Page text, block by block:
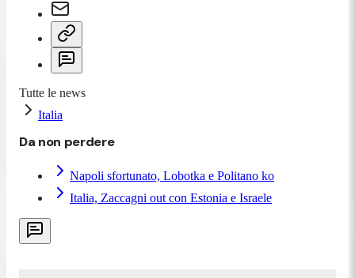
Tutte le news
Italia
Da non perdere
Napoli sfortunato, Lobotka e Politano ko
Italia, Zaccagni out con Estonia e Israele